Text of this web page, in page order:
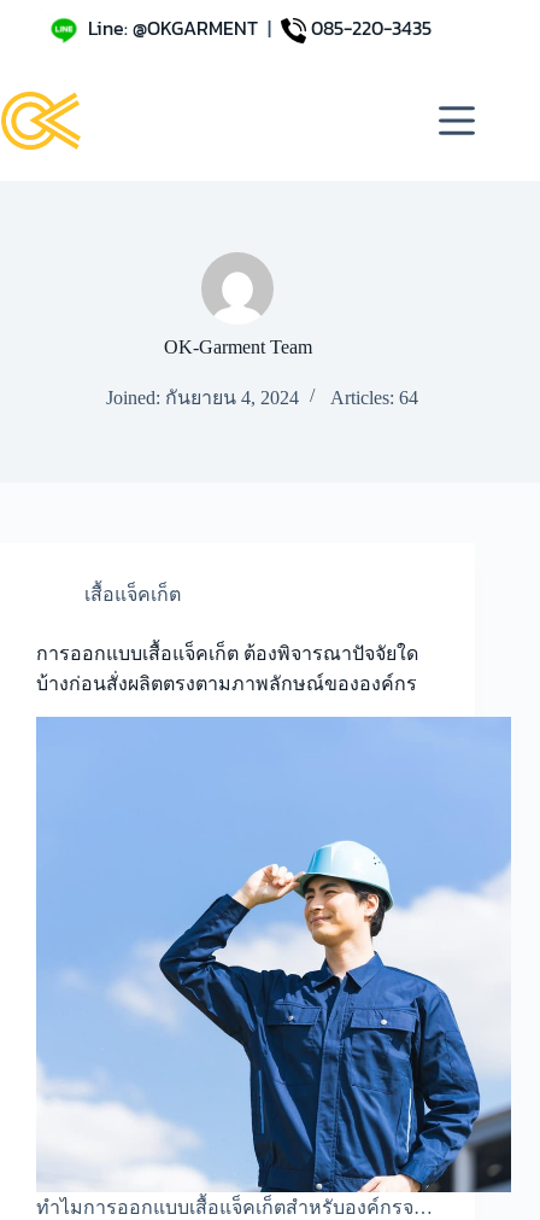
Line: @OKGARMENT| 085-220-3435
OK-Garment Team
Joined: กันยายน 4, 2024 Articles: 64
เสื้อแจ็คเก็ต
การออกแบบเสื้อแจ็คเก็ต ต้องพิจารณาปัจจัยใด
บ้างก่อนสั่งผลิตตรงตามภาพลักษณ์ขององค์กร
ทำไมการออกแบบเสื้อแจ็คเก็ตสำหรับองค์กรจ…